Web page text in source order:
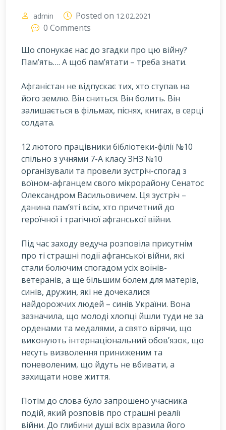
admin Posted on 12.02.2021
0 Comments
Що спонукає нас до згадки про цю війну?
Пам’ять…. А щоб пам’ятати – треба знати.
Афганістан не відпускає тих, хто ступав на
його землю. Він сниться. Він болить. Він
залишається в фільмах, піснях, книгах, в серці
солдата.
12 лютого працівники бібліотеки-філії №10
спільно з учнями 7-А класу ЗНЗ №10
організували та провели зустріч-спогад з
воїном-афганцем свого мікрорайону Сенатос
Олександром Васильовичем. Ця зустріч –
данина пам’яті всім, хто причетний до
героїчної і трагічної афганської війни.
Під час заходу ведуча розповіла присутнім
про ті страшні події афганської війни, які
стали болючим спогадом усіх воїнів-
ветеранів, а ще більшим болем для матерів,
синів, дружин, які не дочекалися
найдорожчих людей – синів України. Вона
зазначила, що молоді хлопці йшли туди не за
орденами та медалями, а свято вірячи, що
виконують інтернаціональний обов’язок, що
несуть визволення приниженим та
поневоленим, що йдуть не вбивати, а
захищати нове життя.
Потім до слова було запрошено учасника
подій, який розповів про страшні реалії
війни. До глибини душі всіх вразила його